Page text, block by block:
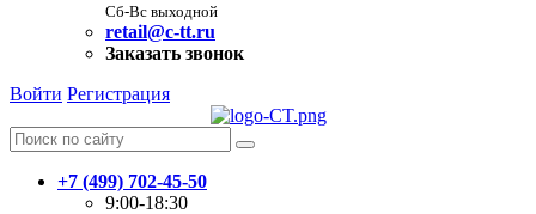
Сб-Вс выходной
retail@c-tt.ru
Заказать звонок
Войти Регистрация
+7 (499) 702-45-50
9:00-18:30